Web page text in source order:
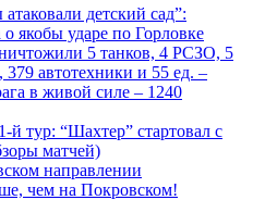
детский сад”:
о якобы ударе по Горловке
5 танков, 4 РСЗО, 5
автотехники и 55 ед. –
в живой силе – 1240
тур: “Шахтер” стартовал с
матчей)
направлении
чем на Покровском!